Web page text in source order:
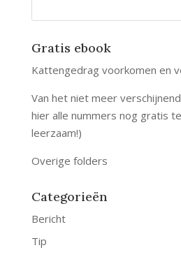
Gratis ebook
Kattengedrag voorkomen en
Van het niet meer
hier alle nummers nog gratis
leerzaam!)
Overige folders
Categorieën
Bericht
Tip